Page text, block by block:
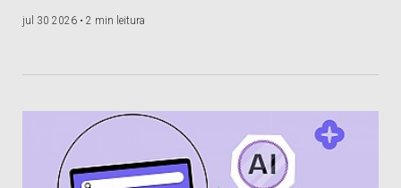
jul 30 2026 • 2 min leitura